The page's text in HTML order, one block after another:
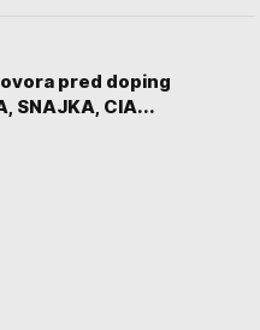
pred doping
SNAJKA, CIA...